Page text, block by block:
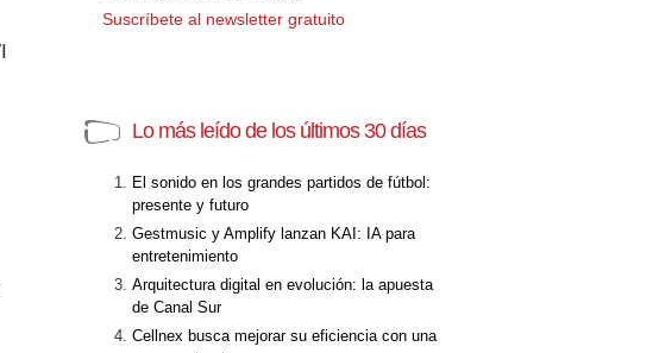
Suscríbete al newsletter gratuito
Lo más leído de los últimos 30 días
El sonido en los grandes partidos de fútbol:
presente y futuro
Gestmusic y Amplify lanzan KAI: IA para
entretenimiento
Arquitectura digital en evolución: la apuesta
de Canal Sur
Cellnex busca mejorar su eficiencia con una